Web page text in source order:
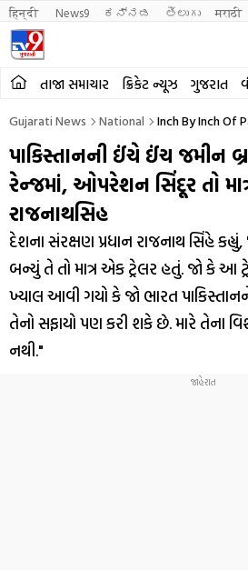
हिन्दी News9 ಕನ್ನಡ తెలుగు मराठी
તાજા સમાચાર ક્રિકેટ ન્યૂઝ ગુજરાત
Gujarati News National Inch By Inch Of
પાકિસ્તાનની ઈંચે ઈંચ જમીન
રેન્જમાં, ઓપરેશન સિંદૂર તો
રાજનાથસિહ
દેશના સંરક્ષણ પ્રધાન રાજનાથ સિંહે
બન્યું તે તો માત્ર એક ટ્રેલર હતું. જો કે આ
ખ્યાલ આવી ગયો કે જો ભારત
તેનો સફાયો પણ કરી શકે છે. મારે તેના
નથી."